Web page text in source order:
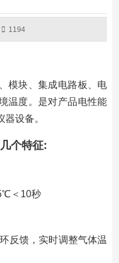
1194
模块、集成电路板、电
温度。是对产品电性能
设备。
个特征:
＜10秒
反馈，实时调整⽓体温